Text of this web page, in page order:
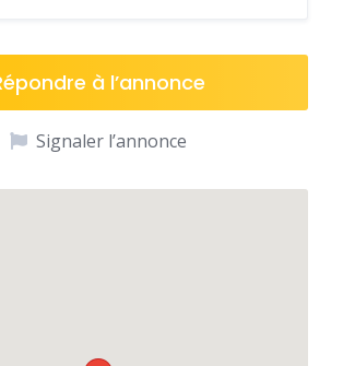
à l’annonce
Signaler l’annonce